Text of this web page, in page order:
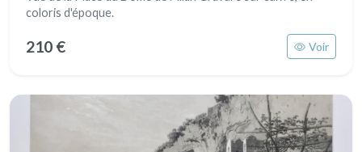
coloris d'époque.
210 € Voir